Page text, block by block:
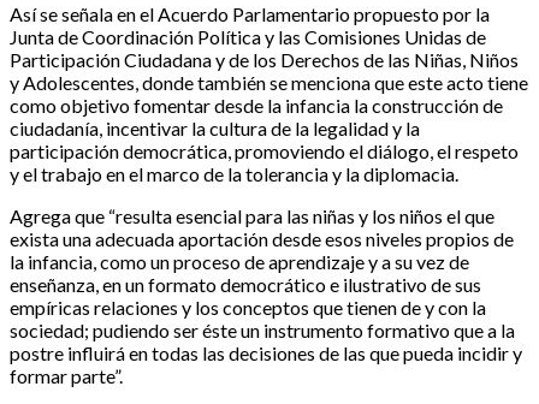
Así se señala en el Acuerdo Parlamentario propuesto por la
Junta de Coordinación Política y las Comisiones Unidas de
Participación Ciudadana y de los Derechos de las Niñas, Niños
y Adolescentes, donde también se menciona que este acto tiene
como objetivo fomentar desde la infancia la construcción de
ciudadanía, incentivar la cultura de la legalidad y la
participación democrática, promoviendo el diálogo, el respeto
y el trabajo en el marco de la tolerancia y la diplomacia.
Agrega que “resulta esencial para las niñas y los niños el que
exista una adecuada aportación desde esos niveles propios de
la infancia, como un proceso de aprendizaje y a su vez de
enseñanza, en un formato democrático e ilustrativo de sus
empíricas relaciones y los conceptos que tienen de y con la
sociedad; pudiendo ser éste un instrumento formativo que a la
postre influirá en todas las decisiones de las que pueda incidir y
formar parte”.